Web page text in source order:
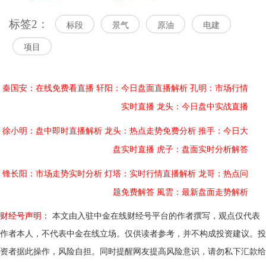
标签2： 标段 景气 原油 电建
项目
秦国安：在线免费看直播 轩阳：今日盘面直播解析 孔明：市场行情
实时直播 龙头：今日盘中实战直播
徐小明：盘中即时直播解析 龙头：热点走势免费分析 推手：今日大
盘实时直播 虎子：盘面实时分析解答
锋长阳：市场走势实时分析 灯塔：实时行情直播解析 龙哥：热点问
题免费解答 風雲：最新盘面走势解析
财经号声明：
本文由入驻中金在线财经号平台的作者撰写，观点仅代表
作者本人，不代表中金在线立场。仅供读者参考，并不构成投资建议。投
资者据此操作，风险自担。同时提醒网友提高风险意识，请勿私下汇款给